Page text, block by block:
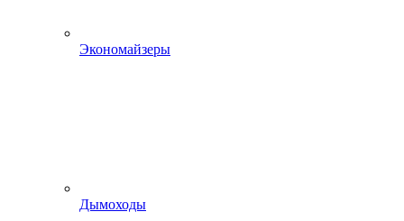
Экономайзеры
Дымоходы